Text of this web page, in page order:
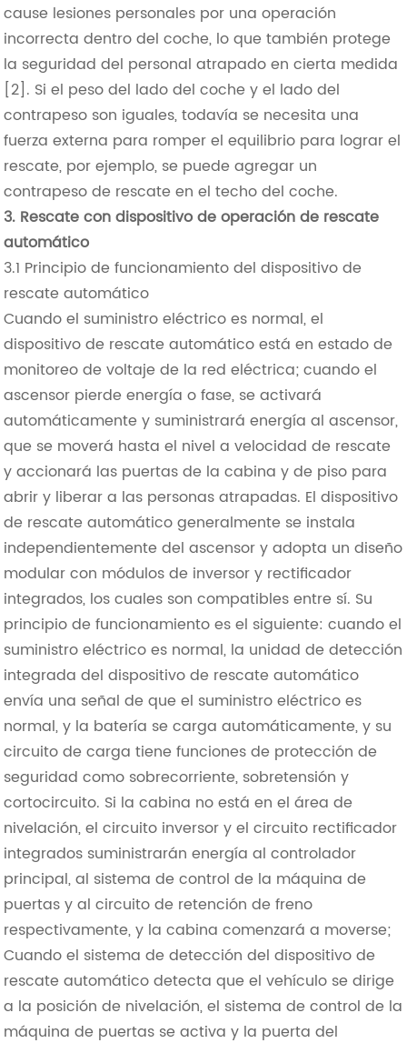
cause lesiones personales por una operación
incorrecta dentro del coche, lo que también protege
la seguridad del personal atrapado en cierta medida
[2]. Si el peso del lado del coche y el lado del
contrapeso son iguales, todavía se necesita una
fuerza externa para romper el equilibrio para lograr el
rescate, por ejemplo, se puede agregar un
contrapeso de rescate en el techo del coche.
3. Rescate con dispositivo de operación de rescate
automático
3.1 Principio de funcionamiento del dispositivo de
rescate automático
Cuando el suministro eléctrico es normal, el
dispositivo de rescate automático está en estado de
monitoreo de voltaje de la red eléctrica; cuando el
ascensor pierde energía o fase, se activará
automáticamente y suministrará energía al ascensor,
que se moverá hasta el nivel a velocidad de rescate
y accionará las puertas de la cabina y de piso para
abrir y liberar a las personas atrapadas. El dispositivo
de rescate automático generalmente se instala
independientemente del ascensor y adopta un diseño
modular con módulos de inversor y rectificador
integrados, los cuales son compatibles entre sí. Su
principio de funcionamiento es el siguiente: cuando el
suministro eléctrico es normal, la unidad de detección
integrada del dispositivo de rescate automático
envía una señal de que el suministro eléctrico es
normal, y la batería se carga automáticamente, y su
circuito de carga tiene funciones de protección de
seguridad como sobrecorriente, sobretensión y
cortocircuito. Si la cabina no está en el área de
nivelación, el circuito inversor y el circuito rectificador
integrados suministrarán energía al controlador
principal, al sistema de control de la máquina de
puertas y al circuito de retención de freno
respectivamente, y la cabina comenzará a moverse;
Cuando el sistema de detección del dispositivo de
rescate automático detecta que el vehículo se dirige
a la posición de nivelación, el sistema de control de la
máquina de puertas se activa y la puerta del